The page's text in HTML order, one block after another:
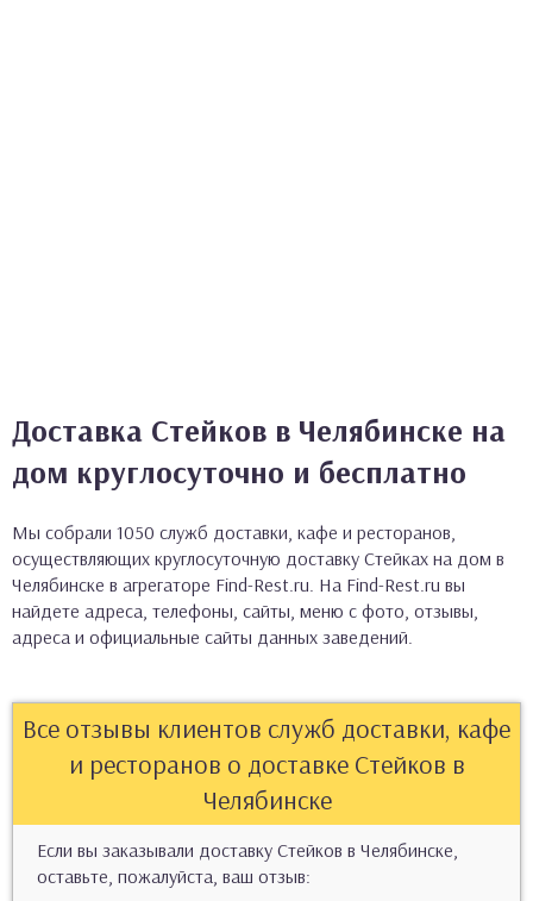
Доставка Стейков в Челябинске на
дом круглосуточно и бесплатно
Мы собрали 1050 служб доставки, кафе и ресторанов,
осуществляющих круглосуточную доставку Стейках на дом в
Челябинске в агрегаторе Find-Rest.ru. На Find-Rest.ru вы
найдете адреса, телефоны, сайты, меню с фото, отзывы,
адреса и официальные сайты данных заведений.
Все отзывы клиентов служб доставки, кафе
и ресторанов о доставке Стейков в
Челябинске
Если вы заказывали доставку Стейков в Челябинске,
оставьте, пожалуйста, ваш отзыв: